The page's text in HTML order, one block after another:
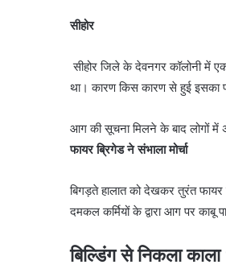
सीहोर
सीहोर जिले के देवनगर कॉलोनी में
था। कारण किस कारण से हुई इसका
आग की सूचना मिलने के बाद लोगों
फायर ब्रिगेड ने संभाला मोर्चा
बिगड़ते हालात को देखकर तुरंत
दमकल कर्मियों के द्वारा आग पर काबू
बिल्डिंग से निकला